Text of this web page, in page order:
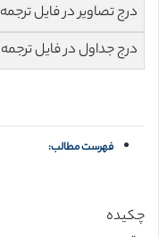
درج تصاویر در فایل ترجمه
درج جداول در فایل ترجمه
فهرست مطالب:
چکیده